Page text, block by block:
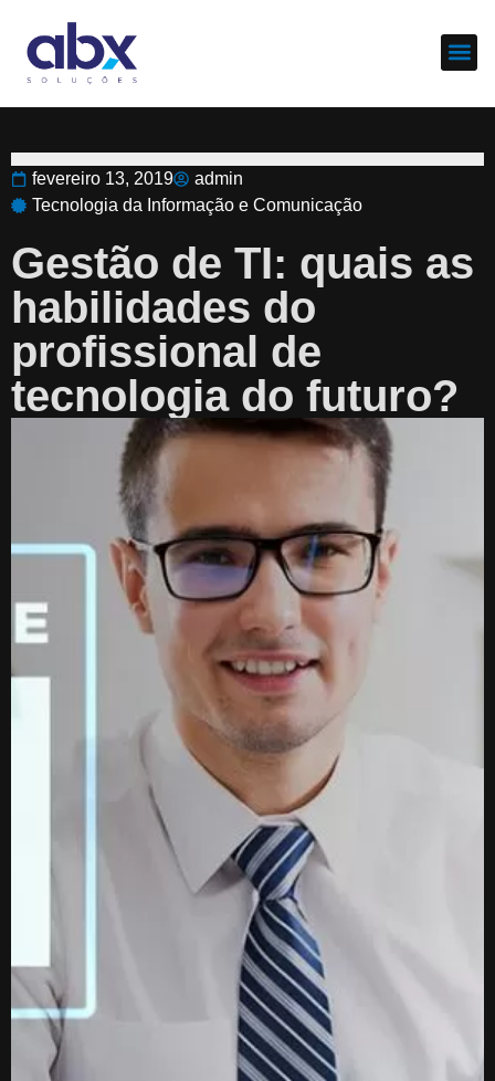
fevereiro 13, 2019
admin
Tecnologia da Informação e Comunicação
Gestão de TI: quais as
habilidades do
profissional de
tecnologia do futuro?